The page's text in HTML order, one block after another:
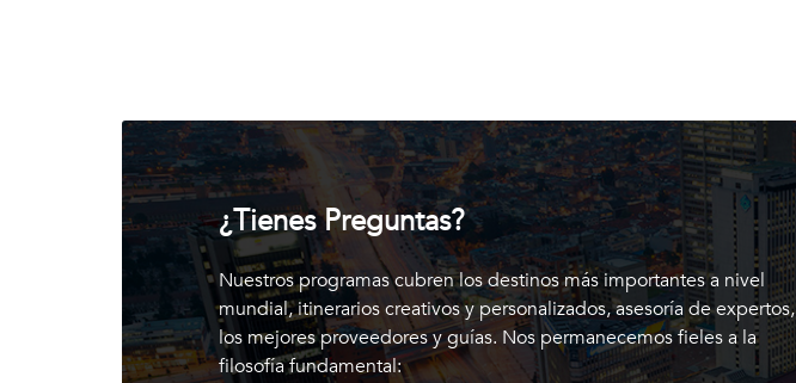
¿Tienes Preguntas?
Nuestros programas cubren los destinos más importantes a nivel
mundial, itinerarios creativos y personalizados, asesoría de expertos,
los mejores proveedores y guías. Nos permanecemos fieles a la
filosofía fundamental: